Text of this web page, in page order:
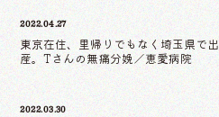
2022.04.27
東京在住、里帰りでもなく埼玉県で出
産。Tさんの無痛分娩／恵愛病院
2022.03.30